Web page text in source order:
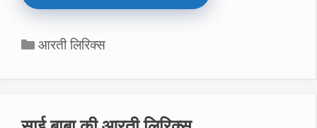
Categories
आरती लिरिक्स